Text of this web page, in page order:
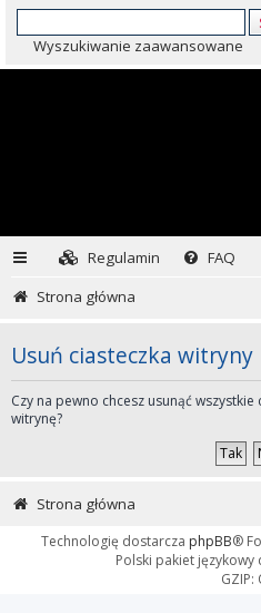
Wyszukiwanie zaawansowane
Regulamin
FAQ
Strona główna
Usuń ciasteczka witryny
Czy na pewno chcesz usunąć
witrynę?
Strona główna
Technologię dostarcza phpBB®
Polski pakiet językowy
GZIP: